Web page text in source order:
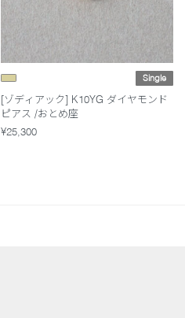
Single
[ゾディアック] K10YG ダイヤモンド
ピアス /おとめ座
¥25,300